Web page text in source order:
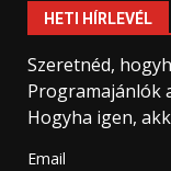
HETI HÍRLEVÉL
Szeretnéd,
Programajánlók
Hogyha igen,
Email